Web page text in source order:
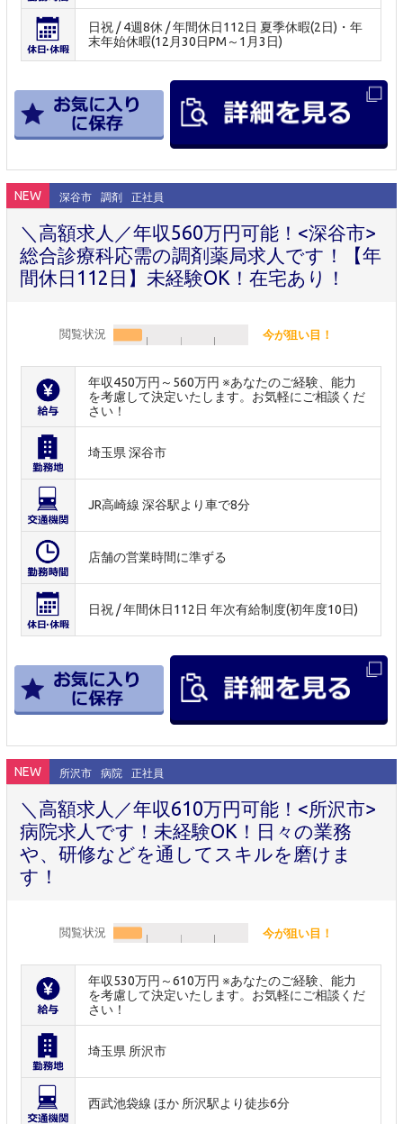
日祝 / 4週8休 / 年間休日112日 夏季休暇(2日)・年
末年始休暇(12月30日PM～1月3日)
NEW 深谷市 調剤 正社員
＼高額求人／年収560万円可能！<深谷市>
総合診療科応需の調剤薬局求人です！【年
間休日112日】未経験OK！在宅あり！
閲覧状況 今が狙い目！
年収450万円～560万円 ※あなたのご経験、能力
を考慮して決定いたします。お気軽にご相談くだ
さい！
埼玉県 深谷市
JR高崎線 深谷駅より車で8分
店舗の営業時間に準ずる
日祝 / 年間休日112日 年次有給制度(初年度10日)
NEW 所沢市 病院 正社員
＼高額求人／年収610万円可能！<所沢市>
病院求人です！未経験OK！日々の業務
や、研修などを通してスキルを磨けま
す！
閲覧状況 今が狙い目！
年収530万円～610万円 ※あなたのご経験、能力
を考慮して決定いたします。お気軽にご相談くだ
さい！
埼玉県 所沢市
西武池袋線 ほか 所沢駅より徒歩6分